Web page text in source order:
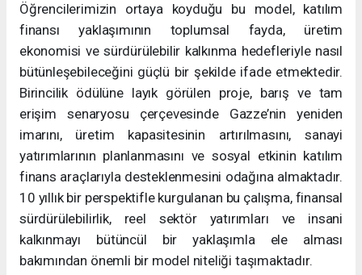
Öğrencilerimizin ortaya koyduğu bu model, katılım
finansı yaklaşımının toplumsal fayda, üretim
ekonomisi ve sürdürülebilir kalkınma hedefleriyle nasıl
bütünleşebileceğini güçlü bir şekilde ifade etmektedir.
Birincilik ödülüne layık görülen proje, barış ve tam
erişim senaryosu çerçevesinde Gazze’nin yeniden
imarını, üretim kapasitesinin artırılmasını, sanayi
yatırımlarının planlanmasını ve sosyal etkinin katılım
finans araçlarıyla desteklenmesini odağına almaktadır.
10 yıllık bir perspektifle kurgulanan bu çalışma, finansal
sürdürülebilirlik, reel sektör yatırımları ve insani
kalkınmayı bütüncül bir yaklaşımla ele alması
bakımından önemli bir model niteliği taşımaktadır.